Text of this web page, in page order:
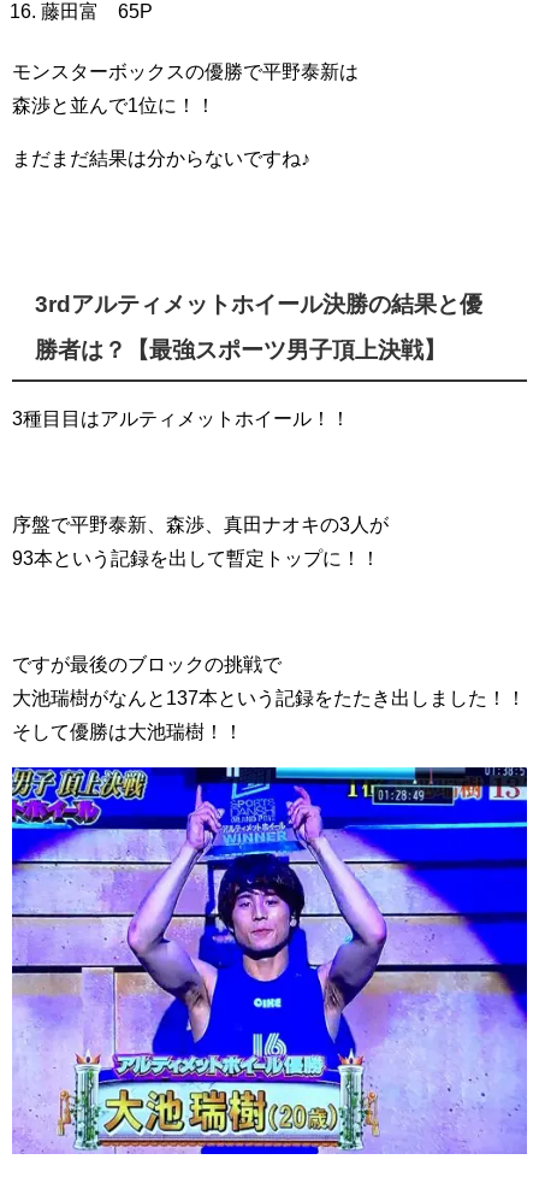
藤田富 65P
モンスターボックスの優勝で平野泰新は
森渉と並んで1位に！！
まだまだ結果は分からないですね♪
3rdアルティメットホイール決勝の結果と優
勝者は？【最強スポーツ男子頂上決戦】
3種目目はアルティメットホイール！！
序盤で平野泰新、森渉、真田ナオキの3人が
93本という記録を出して暫定トップに！！
ですが最後のブロックの挑戦で
大池瑞樹がなんと137本という記録をたたき出しました！！
そして優勝は大池瑞樹！！